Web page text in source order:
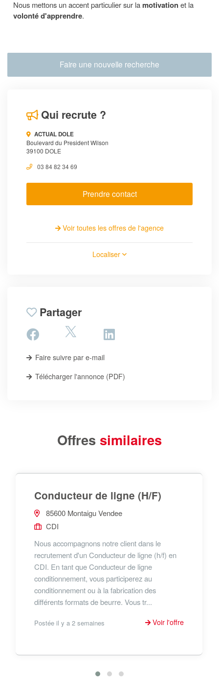
Nous mettons un accent particulier sur la motivationet la
volonté d'apprendre.
Faire une nouvelle recherche
Qui recrute ?
ACTUAL DOLE
Boulevard du President Wilson
39100 DOLE
03 84 82 34 69
Prendre contact
Voir toutes les offres de l'agence
Localiser
Partager
Faire suivre par e-mail
Télécharger l'annonce (PDF)
Offres similaires
Conducteur de ligne (H/F)
85600 Montaigu Vendee
CDI
Nous accompagnons notre client dans le
recrutement d'un Conducteur de ligne (h/f) en
CDI. En tant que Conducteur de ligne
conditionnement, vous participerez au
conditionnement ou à la fabrication des
différents formats de beurre. Vous tr...
Postée il y a 2 semaines Voir l'offre